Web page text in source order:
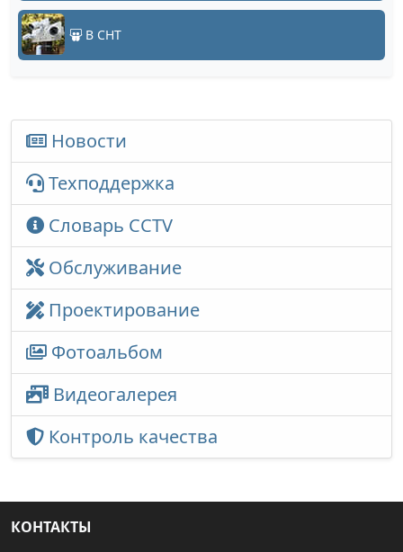
В СНТ
Новости
Техподдержка
Словарь CCTV
Обслуживание
Проектирование
Фотоальбом
Видеогалерея
Контроль качества
КОНТАКТЫ